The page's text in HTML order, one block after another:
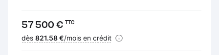
Prix :
57 500 € TTC
Financement :
dès 821.58 €/mois en crédit